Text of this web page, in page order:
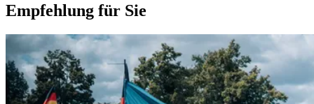
Empfehlung für Sie